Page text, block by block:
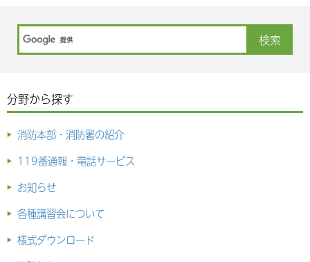
分野から探す
消防本部・消防署の紹介
119番通報・電話サービス
お知らせ
各種講習会について
様式ダウンロード